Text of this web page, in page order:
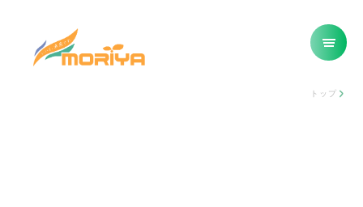
トップ